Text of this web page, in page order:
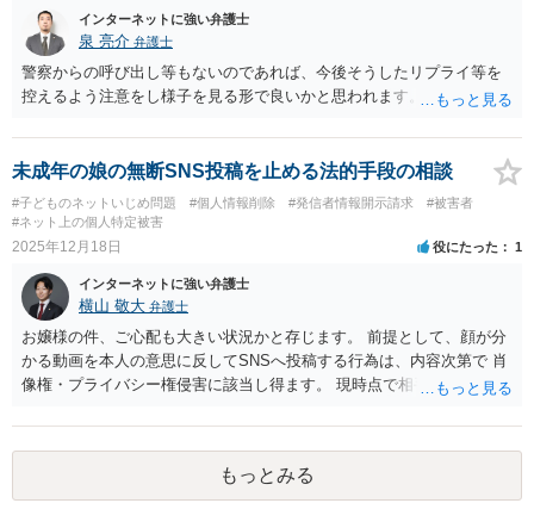
インターネットに強い弁護士
泉 亮介 弁護士
警察からの呼び出し等もないのであれば、今後そうしたリプライ等を
控えるよう注意をし様子を見る形で良いかと思われます。
未成年の娘の無断SNS投稿を止める法的手段の相談
#子どものネットいじめ問題 #個人情報削除 #発信者情報開示請求
#被害者
#ネット上の個人特定被害
2025年12月18日 役にたった 1
インターネットに強い弁護士
横山 敬大 弁護士
お嬢様の件、ご心配も大きい状況かと存じます。 前提として、顔が分
かる動画を本人の意思に反してSNSへ投稿する行為は、内容次第で 肖
像権・プライバシー権侵害に該当し得ます。 現時点で相手方について
住所等を特定し、弁護士から書面を送付して、投稿の削除と今後の投
稿禁止、慰謝料等の支払いを求める進め方が現実的です。 なお、開示
請求等により投稿者を特定するために要した費用は、相手方に請求で
きる余地があります。 投稿のログは半年程度で消えることもあり、時
もっとみる